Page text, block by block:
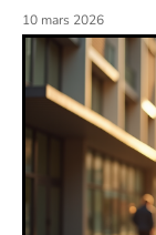
10 mars 2026